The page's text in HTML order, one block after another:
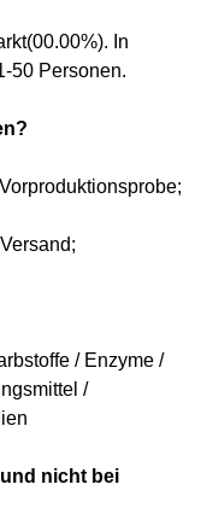
In
50 Personen.
/ Enzyme /
/
nicht bei